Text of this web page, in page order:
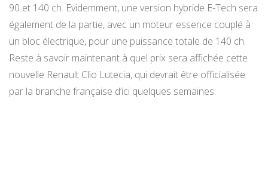
90 et 140 ch. Evidemment, une version hybride E-Tech sera
également de la partie, avec un moteur essence couplé à
un bloc électrique, pour une puissance totale de 140 ch.
Reste à savoir maintenant à quel prix sera affichée cette
nouvelle Renault Clio Lutecia, qui devrait être officialisée
par la branche française d’ici quelques semaines.